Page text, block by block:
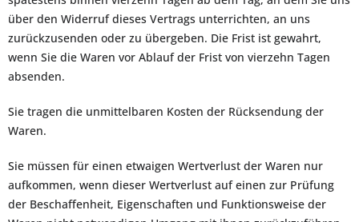
über den Widerruf dieses Vertrags unterrichten, an uns
zurückzusenden oder zu übergeben. Die Frist ist gewahrt,
wenn Sie die Waren vor Ablauf der Frist von vierzehn Tagen
absenden.
Sie tragen die unmittelbaren Kosten der Rücksendung der
Waren.
Sie müssen für einen etwaigen Wertverlust der Waren nur
aufkommen, wenn dieser Wertverlust auf einen zur Prüfung
der Beschaffenheit, Eigenschaften und Funktionsweise der